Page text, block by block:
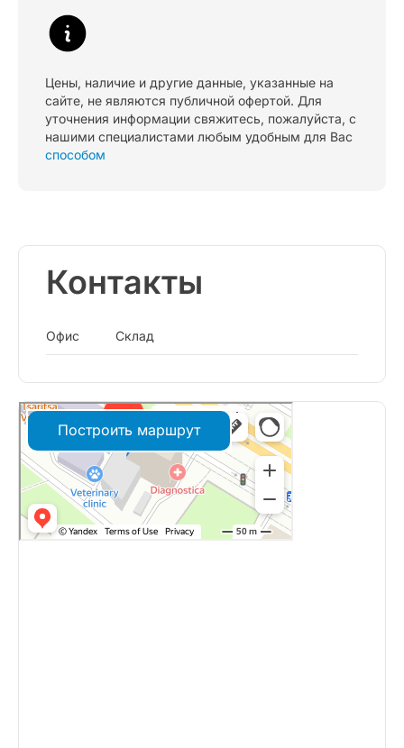
Цены, наличие и другие данные, указанные на
сайте, не являются публичной офертой. Для
уточнения информации свяжитесь, пожалуйста, с
нашими специалистами любым удобным для Вас
способом
Контакты
Офис Склад
Построить маршрут